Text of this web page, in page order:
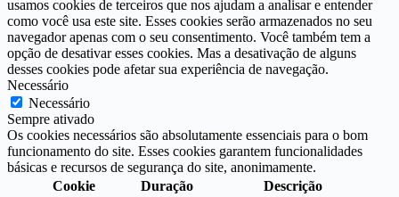
usamos cookies de terceiros que nos ajudam a analisar e entender
como você usa este site. Esses cookies serão armazenados no seu
navegador apenas com o seu consentimento. Você também tem a
opção de desativar esses cookies. Mas a desativação de alguns
desses cookies pode afetar sua experiência de navegação.
Necessário
Necessário
Sempre ativado
Os cookies necessários são absolutamente essenciais para o bom
funcionamento do site. Esses cookies garantem funcionalidades
básicas e recursos de segurança do site, anonimamente.
Cookie
Duração Descrição